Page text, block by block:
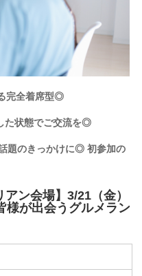
完全着席型◎
た状態でご交流を◎
題のきっかけに◎ 初参加の
アン会場】3/21（金）
様が出会うグルメラン